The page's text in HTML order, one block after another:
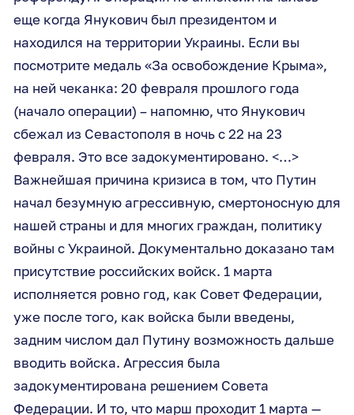
еще когда Янукович был президентом и
находился на территории Украины. Если вы
посмотрите медаль «За освобождение Крыма»,
на ней чеканка: 20 февраля прошлого года
(начало операции) – напомню, что Янукович
сбежал из Севастополя в ночь с 22 на 23
февраля. Это все задокументировано. <…>
Важнейшая причина кризиса в том, что Путин
начал безумную агрессивную, смертоносную для
нашей страны и для многих граждан, политику
войны с Украиной. Документально доказано там
присутствие российских войск. 1 марта
исполняется ровно год, как Совет Федерации,
уже после того, как войска были введены,
задним числом дал Путину возможность дальше
вводить войска. Агрессия была
задокументирована решением Совета
Федерации. И то, что марш проходит 1 марта —